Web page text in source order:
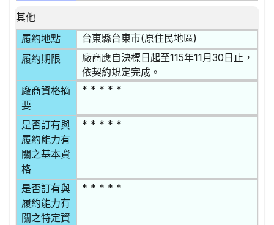
其他
履約地點
台東縣台東市(原住民地區)
履約期限
廠商應自決標日起至115年11月30日止，
依契約規定完成。
廠商資格摘
要
* * * * *
是否訂有與
履約能力有
關之基本資
格
* * * * *
是否訂有與
履約能力有
關之特定資
* * * * *